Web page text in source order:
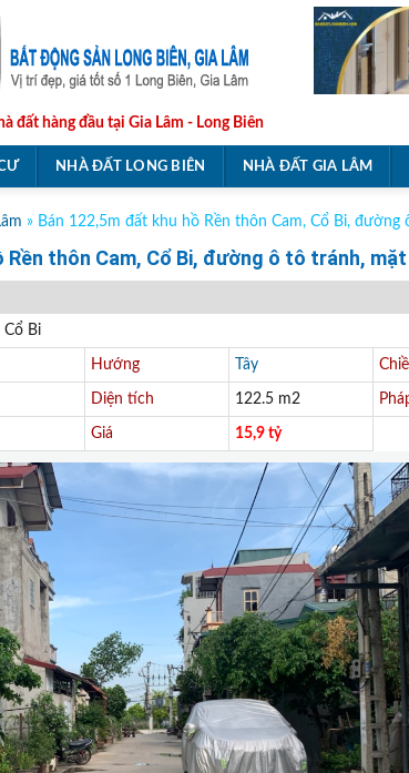
đất hàng đầu tại Gia Lâm - Long Biên
NHÀ ĐẤT LONG BIÊN NHÀ ĐẤT GIA LÂM
» Bán 122,5m đất khu hồ Rền thôn Cam, Cổ Bi,
Rền thôn Cam, Cổ Bi, đường ô tô tránh,
Cổ Bi
Hướng Tây
Diện tích 122.5 m2
Giá 15,9 tỷ